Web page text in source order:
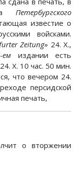
Петербургского
известие о
войсками.
Zeitung» 24. X.,
ем издании есть
X. 10 час. 50 мин.
что вечером 24.
персидской
печать,
о вторжении